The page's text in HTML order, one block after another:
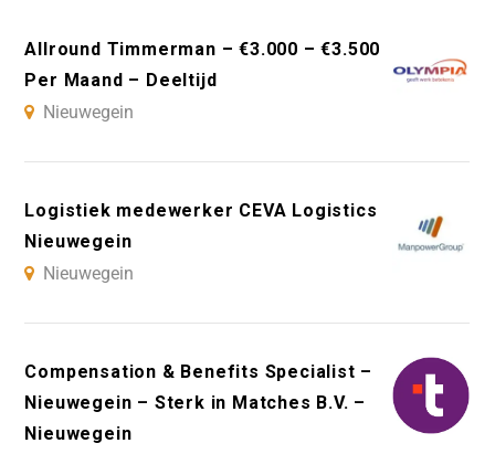
Allround Timmerman – €3.000 – €3.500
Per Maand – Deeltijd
Nieuwegein
Logistiek medewerker CEVA Logistics
Nieuwegein
Nieuwegein
Compensation & Benefits Specialist –
Nieuwegein – Sterk in Matches B.V. –
Nieuwegein